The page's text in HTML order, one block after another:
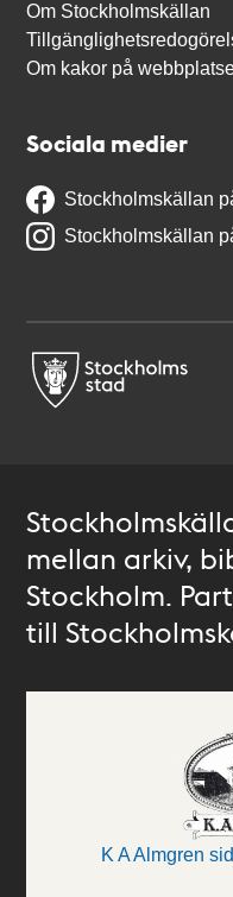
Om Stockholmskällan
Om kakor på
Sociala medier
Stockholmskällan
Stockholmskällan
mellan arkiv,
Stockholm.
till
K A Almgren